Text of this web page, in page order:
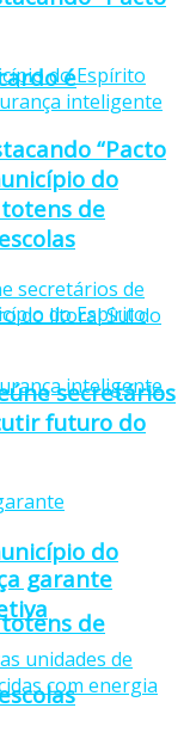
é
“Pacto
do
de
do
de
secretários
futuro do
garante